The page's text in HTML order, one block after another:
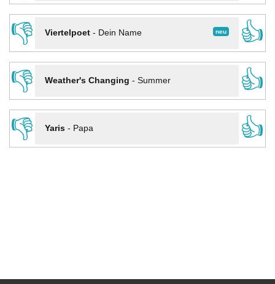
👎
neu
Viertelpoet- Dein Name
👍
👎
Weather's Changing - Summer
👍
👎
Yaris- Papa 👍